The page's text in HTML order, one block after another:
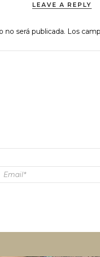
LEAVE A REPLY
no será publicada. Los